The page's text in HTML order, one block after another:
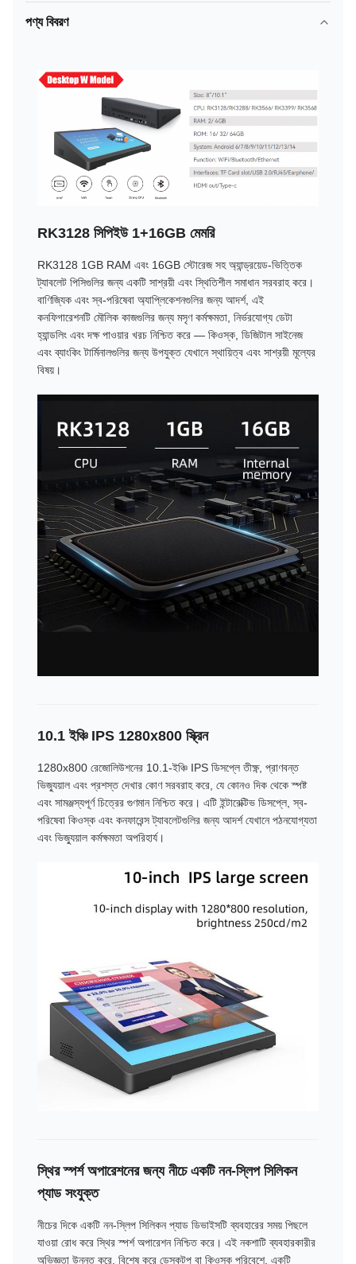
পণ্য বিবরণ
RK3128 সিপিইউ 1+16GB মেমরি
RK3128 1GB RAM এবং 16GB স্টোরেজ সহ অ্যান্ড্রয়েড-ভিত্তিক
ট্যাবলেট পিসিগুলির জন্য একটি সাশ্রয়ী এবং স্থিতিশীল সমাধান সরবরাহ করে।
বাণিজ্যিক এবং স্ব-পরিষেবা অ্যাপ্লিকেশনগুলির জন্য আদর্শ, এই
কনফিগারেশনটি মৌলিক কাজগুলির জন্য মসৃণ কর্মক্ষমতা, নির্ভরযোগ্য ডেটা
হ্যান্ডলিং এবং দক্ষ পাওয়ার খরচ নিশ্চিত করে — কিওস্ক, ডিজিটাল সাইনেজ
এবং ব্যাংকিং টার্মিনালগুলির জন্য উপযুক্ত যেখানে স্থায়িত্ব এবং সাশ্রয়ী মূল্যের
বিষয়।
10.1 ইঞ্চি IPS 1280x800 স্ক্রিন
1280x800 রেজোলিউশনের 10.1-ইঞ্চি IPS ডিসপ্লে তীক্ষ্ণ, প্রাণবন্ত
ভিজ্যুয়াল এবং প্রশস্ত দেখার কোণ সরবরাহ করে, যে কোনও দিক থেকে স্পষ্ট
এবং সামঞ্জস্যপূর্ণ চিত্রের গুণমান নিশ্চিত করে। এটি ইন্টারেক্টিভ ডিসপ্লে, স্ব-
পরিষেবা কিওস্ক এবং কনফারেন্স ট্যাবলেটগুলির জন্য আদর্শ যেখানে পঠনযোগ্যতা
এবং ভিজ্যুয়াল কর্মক্ষমতা অপরিহার্য।
স্থির স্পর্শ অপারেশনের জন্য নীচে একটি নন-স্লিপ সিলিকন
প্যাড সংযুক্ত
নীচের দিকে একটি নন-স্লিপ সিলিকন প্যাড ডিভাইসটি ব্যবহারের সময় পিছলে
যাওয়া রোধ করে স্থির স্পর্শ অপারেশন নিশ্চিত করে। এই নকশাটি ব্যবহারকারীর
অভিজ্ঞতা উন্নত করে, বিশেষ করে ডেস্কটপ বা কিওস্ক পরিবেশে, একটি